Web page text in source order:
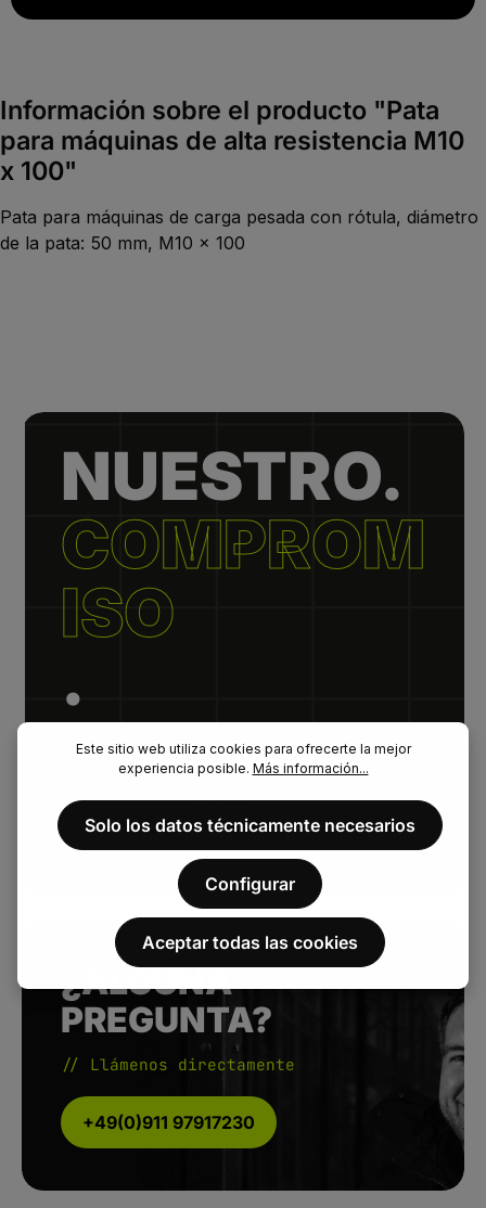
Información sobre el producto "Pata
para máquinas de alta resistencia M10
x 100"
Pata para máquinas de carga pesada con rótula, diámetro
de la pata: 50 mm, M10 x 100
NUESTRO.
COMPROM
ISO
.
// Plazos de entrega cortos.
// Disponibilidad de artículos
extremadamente alta.
// Atención al cliente personalizada.
¿ALGUNA
PREGUNTA?
// Llámenos directamente
+49(0)911 97917230
Este sitio web utiliza cookies para ofrecerte la mejor
experiencia posible. Más información...
Solo los datos técnicamente necesarios
Configurar
Aceptar todas las cookies